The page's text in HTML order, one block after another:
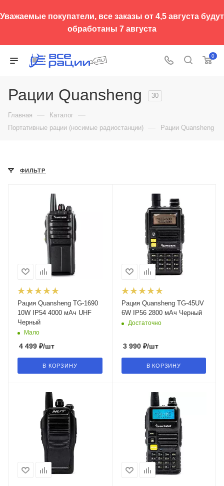
Уважаемые покупатели, все заказы от 4,5 августа будут
обработаны 7 августа
0
Рации Quansheng 30
Главная — Каталог —
Портативные рации (носимые радиостанции) — Рации Quansheng
ФИЛЬТР
Рация Quansheng TG-1690
10W IP54 4000 мАч UHF
Черный
Мало
4 499 ₽/шт
В КОРЗИНУ
Рация Quansheng TG-45UV
6W IP56 2800 мАч Черный
Достаточно
3 990₽/шт
В КОРЗИНУ